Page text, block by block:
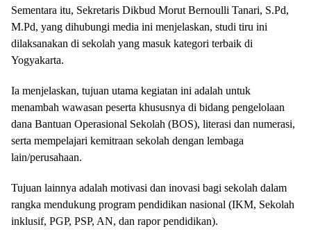
Sementara itu, Sekretaris Dikbud Morut Bernoulli Tanari, S.Pd,
M.Pd, yang dihubungi media ini menjelaskan, studi tiru ini
dilaksanakan di sekolah yang masuk kategori terbaik di
Yogyakarta.
Ia menjelaskan, tujuan utama kegiatan ini adalah untuk
menambah wawasan peserta khususnya di bidang pengelolaan
dana Bantuan Operasional Sekolah (BOS), literasi dan numerasi,
serta mempelajari kemitraan sekolah dengan lembaga
lain/perusahaan.
Tujuan lainnya adalah motivasi dan inovasi bagi sekolah dalam
rangka mendukung program pendidikan nasional (IKM, Sekolah
inklusif, PGP, PSP, AN, dan rapor pendidikan).